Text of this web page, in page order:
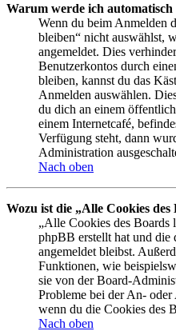
Warum werde ich automatisch
Wenn du beim Anmelden
bleiben“ nicht auswählst,
angemeldet. Dies
Benutzerkontos durch
bleiben, kannst du das
Anmelden auswählen.
du dich an einem
einem Internetcafé,
Verfügung steht, dann
Administration
Nach oben
Wozu ist die „Alle Cookies
„Alle Cookies des Boards
phpBB erstellt hat und die
angemeldet bleibst.
Funktionen, wie
sie von der Board-
Probleme bei der An-
wenn du die Cookies des
Nach oben